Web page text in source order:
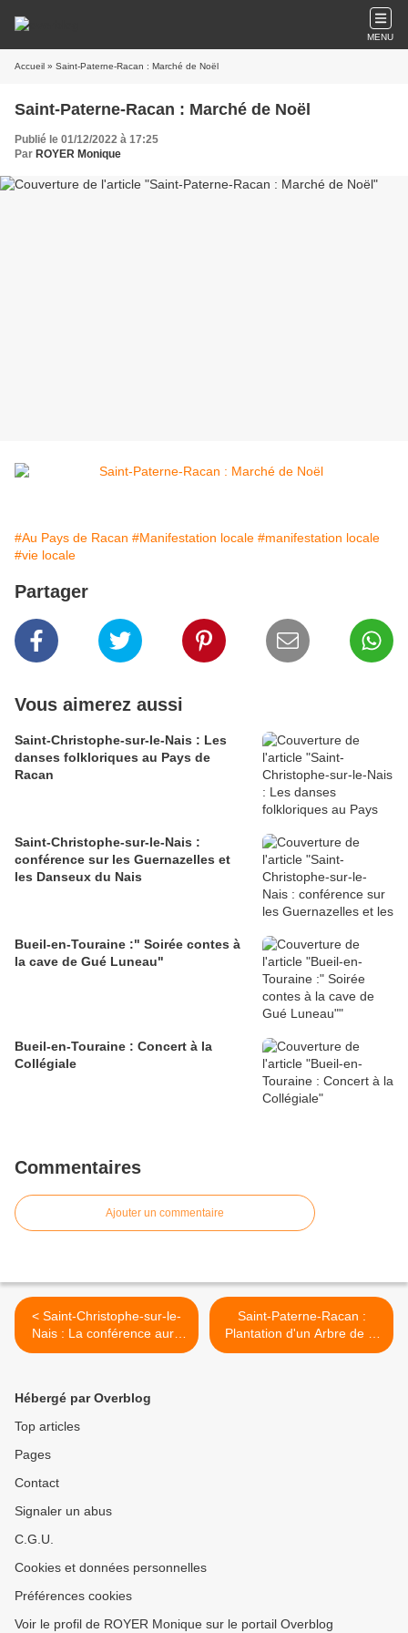
MENU
Accueil » Saint-Paterne-Racan : Marché de Noël
Saint-Paterne-Racan : Marché de Noël
Publié le 01/12/2022 à 17:25
Par ROYER Monique
#Au Pays de Racan #Manifestation locale #manifestation locale
#vie locale
Partager
Vous aimerez aussi
Saint-Christophe-sur-le-Nais : Les
danses folkloriques au Pays de
Racan
Saint-Christophe-sur-le-Nais :
conférence sur les Guernazelles et
les Danseux du Nais
Bueil-en-Touraine :" Soirée contes à
la cave de Gué Luneau"
Bueil-en-Touraine : Concert à la
Collégiale
Commentaires
Ajouter un commentaire
< Saint-Christophe-sur-le-
Nais : La conférence aura
bien lieu !
Saint-Paterne-Racan :
Plantation d'un Arbre de la
Laïcité >
Hébergé par Overblog
Top articles
Pages
Contact
Signaler un abus
C.G.U.
Cookies et données personnelles
Préférences cookies
Voir le profil de ROYER Monique sur le portail Overblog